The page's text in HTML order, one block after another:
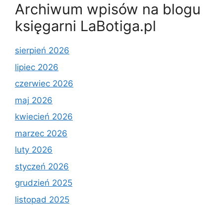
Archiwum wpisów na blogu
księgarni LaBotiga.pl
sierpień 2026
lipiec 2026
czerwiec 2026
maj 2026
kwiecień 2026
marzec 2026
luty 2026
styczeń 2026
grudzień 2025
listopad 2025